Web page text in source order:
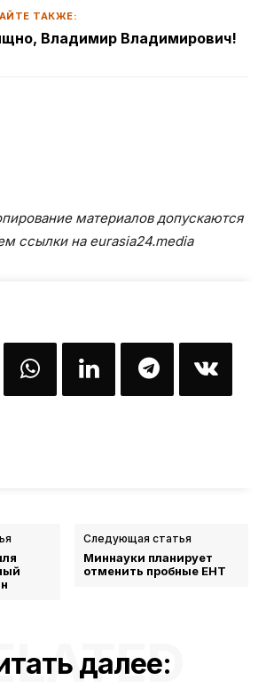
ТАКЖЕ:
Владимир Владимирович!
материалов допускаются
ссылки на eurasia24.media
Следующая статья
Миннауки планирует
отменить пробные ЕНТ
далее: